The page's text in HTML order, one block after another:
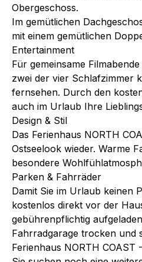
Obergeschoss.
Im gemütlichen
mit einem gemütlichen
Entertainment
Für gemeinsame
zwei der vier Schlafzimmer
fernsehen. Durch den
auch im Urlaub Ihre
Design & Stil
Das Ferienhaus NORTH
Ostseelook wieder. Warme
besondere
Parken & Fahrräder
Damit Sie im Urlaub keinen
kostenlos direkt vor der
gebührenpflichtig
Fahrradgarage trocken und
Ferienhaus NORTH